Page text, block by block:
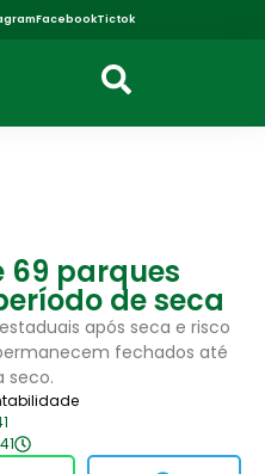
FacebookTictok
69 parques
de seca
após seca e risco
fechados até
seco.